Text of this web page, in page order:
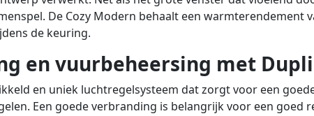
De Cozy Modern behaalt een warmterendement
de keuring.
en vuurbeheersing met
en uniek luchtregelsysteem dat zorgt voor een
Een goede verbranding is belangrijk voor een goed